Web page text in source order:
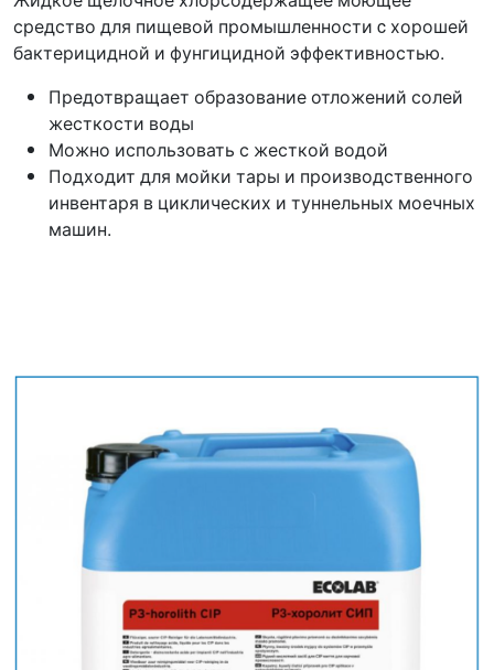
средство для пищевой промышленности c хорошей
бактерицидной и фунгицидной эффективностью.
Предотвращает образование отложений солей
жесткости воды
Можно использовать с жесткой водой
Подходит для мойки тары и производственного
инвентаря в циклических и туннельных моечных
машин.